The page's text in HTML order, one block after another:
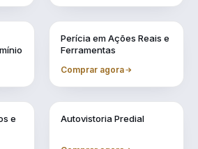
Vol. 7
Perícia em Ações Reais e
Ferramentas
Comprar agora
e
Autovistoria Predial